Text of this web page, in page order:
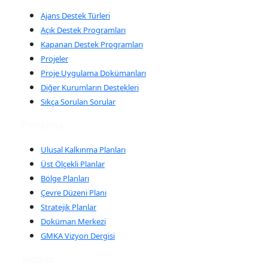
Ajans Destek Türleri
Açık Destek Programları
Kapanan Destek Programları
Projeler
Proje Uygulama Dokümanları
Diğer Kurumların Destekleri
Sıkça Sorulan Sorular
Ulusal Kalkınma Planları
Üst Ölçekli Planlar
Bölge Planları
Çevre Düzeni Planı
Stratejik Planlar
Doküman Merkezi
GMKA Vizyon Dergisi